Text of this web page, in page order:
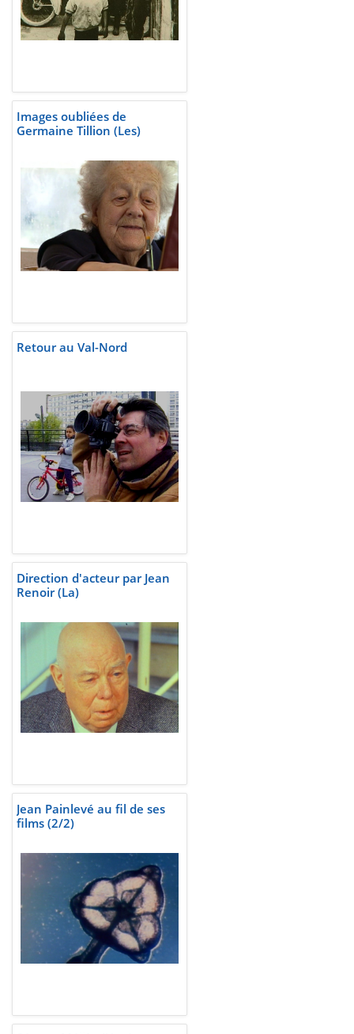
Images oubliées de
Germaine Tillion (Les)
Retour au Val-Nord
Direction d'acteur par Jean
Renoir (La)
Jean Painlevé au fil de ses
films (2/2)